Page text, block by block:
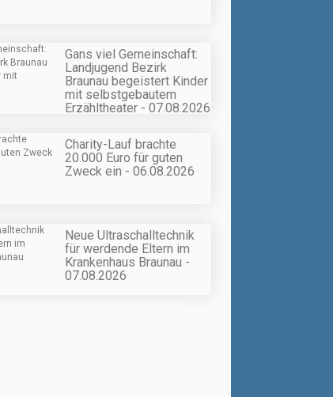
Gans viel Gemeinschaft:
Landjugend Bezirk
Braunau begeistert Kinder
mit selbstgebautem
Erzähltheater - 07.08.2026
Charity-Lauf brachte
20.000 Euro für guten
Zweck ein - 06.08.2026
Neue Ultraschalltechnik
für werdende Eltern im
Krankenhaus Braunau -
07.08.2026